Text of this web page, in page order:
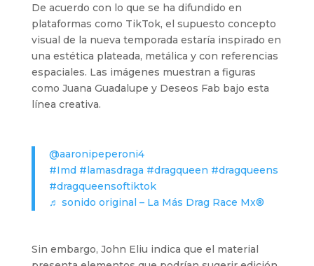
De acuerdo con lo que se ha difundido en
plataformas como TikTok, el supuesto concepto
visual de la nueva temporada estaría inspirado en
una estética plateada, metálica y con referencias
espaciales. Las imágenes muestran a figuras
como Juana Guadalupe y Deseos Fab bajo esta
línea creativa.
@aaronipeperoni4
#Imd #lamasdraga #dragqueen #dragqueens
#dragqueensoftiktok
♬ sonido original – La Más Drag Race Mx®
Sin embargo, John Eliu indica que el material